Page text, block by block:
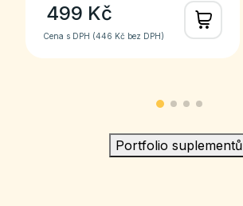
499 Kč
Cena s DPH (446 Kč bez DPH)
Portfolio suplementů